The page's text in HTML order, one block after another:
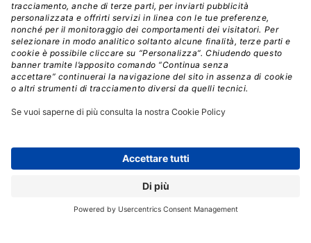
La proposta vincitrice garantirà anche
l’interoperabilità con le componenti comuni,
condivise con l’architettura applicativa del FSE 2.0 e con
l’Ecosistema dei dati sanitari (EDS), ma dovrà anche
Pubblico Identità Digitale CIE, Carta d’Identità
Elettronica, l’Anagrafe Nazionale Assistiti (ANA), il
sistema PagoPA, la Tessera sanitaria e la Piattaforma
Digitale Nazionale Dati (PDND).